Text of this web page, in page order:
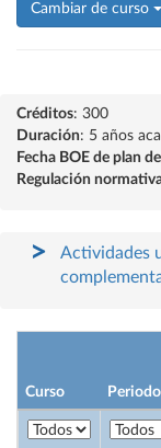
Cambiar de curso
Créditos: 300
Duración: 5 años
Fecha BOE de plan
Regulación
Actividades
Curso Periodo